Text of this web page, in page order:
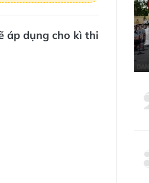
áp dụng cho kì thi